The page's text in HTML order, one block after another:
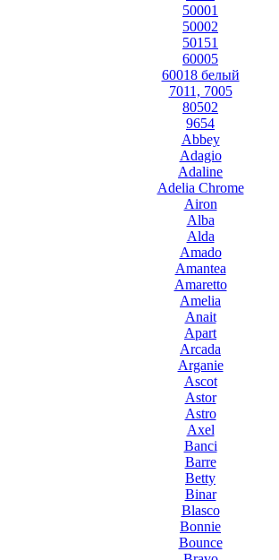
50001
50002
50151
60005
60018 белый
7011, 7005
80502
9654
Abbey
Adagio
Adaline
Adelia Chrome
Airon
Alba
Alda
Amado
Amantea
Amaretto
Amelia
Anait
Apart
Arcada
Arganie
Ascot
Astor
Astro
Axel
Banci
Barre
Betty
Binar
Blasco
Bonnie
Bounce